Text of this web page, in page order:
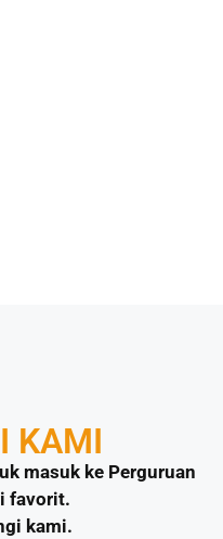
KAMI
masuk ke Perguruan
favorit.
kami.